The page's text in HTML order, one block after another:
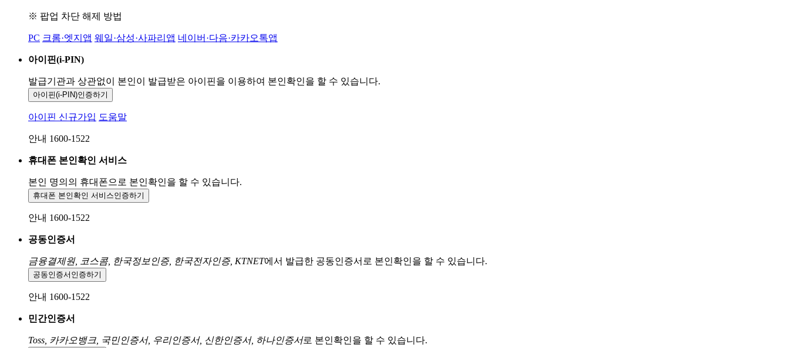
※ 팝업 차단 해제 방법
PC 크롬·엣지앱 웨일·삼성·사파리앱 네이버·다음·카카오톡앱
아이핀(i-PIN)
발급기관과 상관없이 본인이 발급받은 아이핀을 이용하여 본인확인을 할 수 있습니다.
아이핀(i-PIN)인증하기
아이핀 신규가입 도움말
안내 1600-1522
휴대폰 본인확인 서비스
본인 명의의 휴대폰으로 본인확인을 할 수 있습니다.
휴대폰 본인확인 서비스인증하기
안내 1600-1522
공동인증서
금융결제원, 코스콤, 한국정보인증, 한국전자인증, KTNET에서 발급한 공동인증서로 본인확인을 할 수 있습니다.
공동인증서 인증하기
안내 1600-1522
민간인증서
Toss, 카카오뱅크, 국민인증서, 우리인증서, 신한인증서, 하나인증서로 본인확인을 할 수 있습니다.